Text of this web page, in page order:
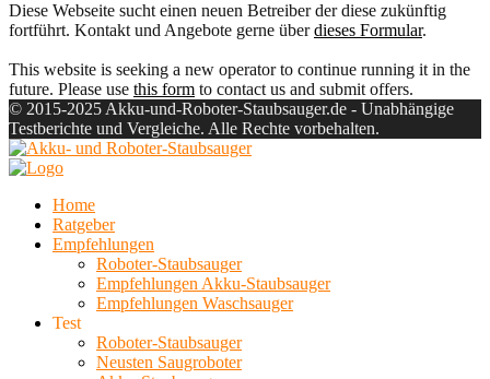
Diese Webseite sucht einen neuen Betreiber der diese zukünftig
fortführt. Kontakt und Angebote gerne überdieses Formular.
This website is seeking a new operator to continue running it in the
future. Please use this form to contact us and submit offers.
© 2015-2025 Akku-und-Roboter-Staubsauger.de - Unabhängige
Testberichte und Vergleiche. Alle Rechte vorbehalten.
Home
Ratgeber
Empfehlungen
Roboter-Staubsauger
Empfehlungen Akku-Staubsauger
Empfehlungen Waschsauger
Test
Roboter-Staubsauger
Neusten Saugroboter